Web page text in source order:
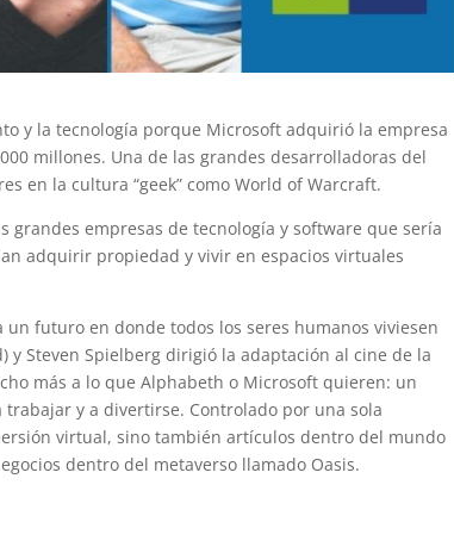
y la tecnología porque Microsoft adquirió la empresa
millones. Una de las grandes desarrolladoras del
en la cultura “geek” como World of Warcraft.
empresas de tecnología y software que sería
adquirir propiedad y vivir en espacios virtuales
futuro en donde todos los seres humanos viviesen
Steven Spielberg dirigió la adaptación al cine de la
más a lo que Alphabeth o Microsoft quieren: un
y a divertirse. Controlado por una sola
virtual, sino también artículos dentro del mundo
dentro del metaverso llamado Oasis.